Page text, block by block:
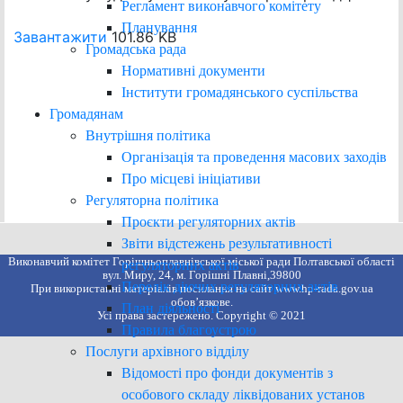
Регламент виконавчого комітету
Планування
Громадська рада
Нормативні документи
Інститути громадянського суспільства
Громадянам
Внутрішня політика
Організація та проведення масових заходів
Про місцеві ініціативи
Регуляторна політика
Проєкти регуляторних актів
Звіти відстежень результативності
регуляторних актів
Перелік діючих регуляторних актів
План діяльності
Правила благоустрою
Послуги архівного відділу
Відомості про фонди документів з
особового складу ліквідованих установ
Завантажити 101.86 KB
Виконавчий комітет Горішньоплавнівської міської ради Полтавської області
вул. Миру, 24, м. Горішні Плавні,39800
При використанні матеріалів посилання на сайт www.hp-rada.gov.ua
обов’язкове.
Усі права застережено. Copyright © 2021